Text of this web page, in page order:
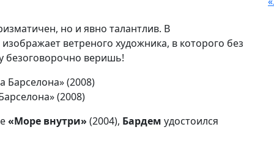
но и явно талантлив. В
ветреного художника, в которого без
безоговорочно веришь!
(2008)
«Море внутри» (2004), Бардем удостоился